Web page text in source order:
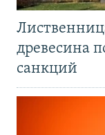
древесина
санкций